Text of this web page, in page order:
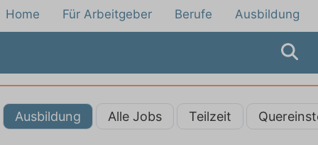
Home Für Arbeitgeber Berufe Ausbildung
Ausbildung Alle Jobs Teilzeit